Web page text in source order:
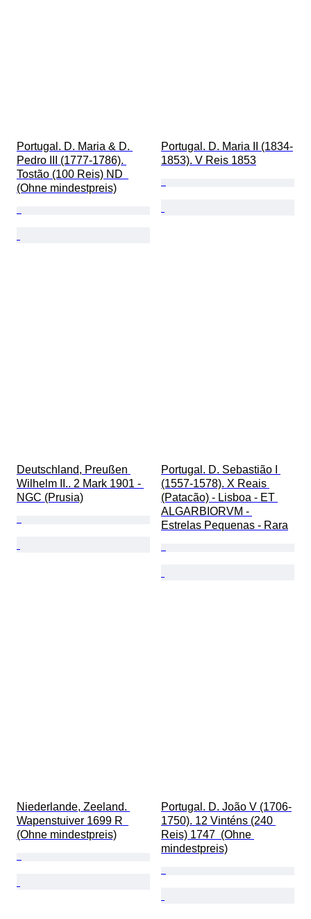
Portugal. D. Maria & D.
Pedro III (1777-1786).
Tostão (100 Reis) ND
(Ohne mindestpreis)
Portugal. D. Maria II (1834-
1853). V Reis 1853
Deutschland, Preußen
Wilhelm II.. 2 Mark 1901 -
NGC (Prusia)
Portugal. D. Sebastião I
(1557-1578). X Reais
(Patacão) - Lisboa - ET
ALGARBIORVM -
Estrelas Pequenas - Rara
Niederlande, Zeeland.
Wapenstuiver 1699 R
(Ohne mindestpreis)
Portugal. D. João V (1706-
1750). 12 Vinténs (240
Reis) 1747  (Ohne
mindestpreis)